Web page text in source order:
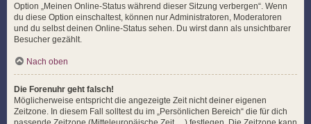
Option „Meinen Online-Status während dieser Sitzung verbergen“. Wenn
du diese Option einschaltest, können nur Administratoren, Moderatoren
und du selbst deinen Online-Status sehen. Du wirst dann als unsichtbarer
Besucher gezählt.
Nach oben
Die Forenuhr geht falsch!
Möglicherweise entspricht die angezeigte Zeit nicht deiner eigenen
Zeitzone. In diesem Fall solltest du im „Persönlichen Bereich“ die für dich